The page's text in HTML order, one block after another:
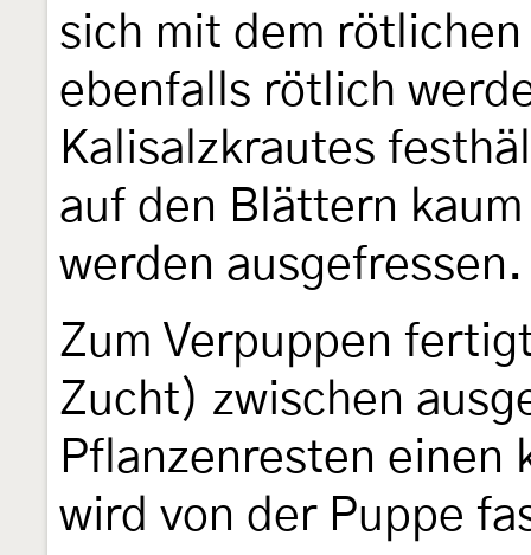
sich mit dem
ebenfalls rötlich
Kalisalzkrautes
auf den Blättern
werden ausgefressen.
Zum Verpuppen
Zucht) zwischen
Pflanzenresten einen
wird von der Puppe